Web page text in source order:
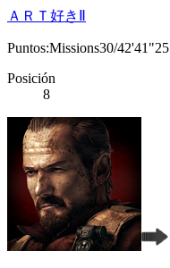
ＡＲＴ好きⅡ
Puntos:Missions30/42'41"25
Posición
8